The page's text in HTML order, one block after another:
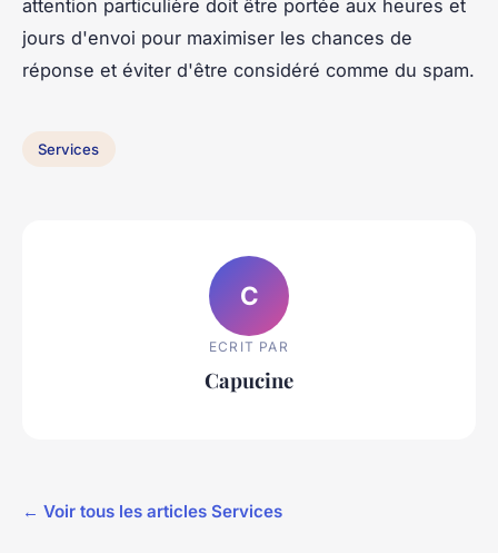
attention particulière doit être portée aux heures et
jours d'envoi pour maximiser les chances de
réponse et éviter d'être considéré comme du spam.
Services
C
ECRIT PAR
Capucine
← Voir tous les articles Services